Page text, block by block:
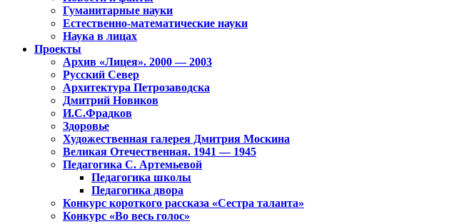
Гуманитарные науки
Естественно-математические науки
Наука в лицах
Проекты
Архив «Лицея». 2000 — 2003
Русский Север
Архитектура Петрозаводска
Дмитрий Новиков
И.С.Фрадков
Здоровье
Художественная галерея Дмитрия Москина
Великая Отечественная. 1941 — 1945
Педагогика С. Артемьевой
Педагогика школы
Педагогика двора
Конкурс короткого рассказа «Сестра таланта»
Конкурс «Во весь голос»